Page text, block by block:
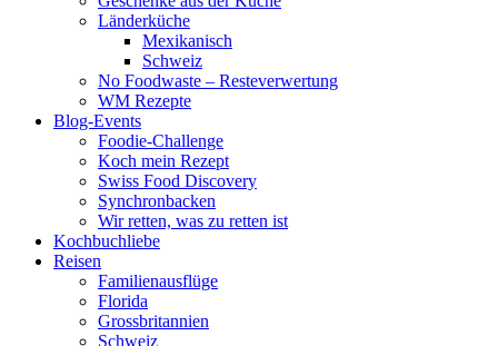
Länderküche
Mexikanisch
Schweiz
No Foodwaste – Resteverwertung
WM Rezepte
Blog-Events
Foodie-Challenge
Koch mein Rezept
Swiss Food Discovery
Synchronbacken
Wir retten, was zu retten ist
Kochbuchliebe
Reisen
Familienausflüge
Florida
Grossbritannien
Schweiz